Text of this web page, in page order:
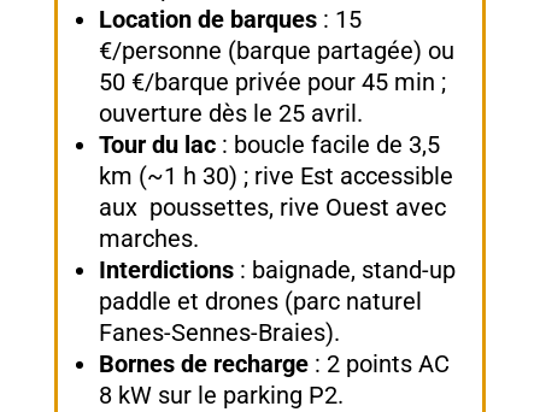
Location de barques: 15
€/personne (barque partagée) ou
50 €/barque privée pour 45 min ;
ouverture dès le 25 avril.
Tour du lac: boucle facile de 3,5
km (~1 h 30) ; rive Est accessible
aux poussettes, rive Ouest avec
marches.
Interdictions: baignade, stand-up
paddle et drones (parc naturel
Fanes-Sennes-Braies).
Bornes de recharge: 2 points AC
8 kW sur le parking P2.